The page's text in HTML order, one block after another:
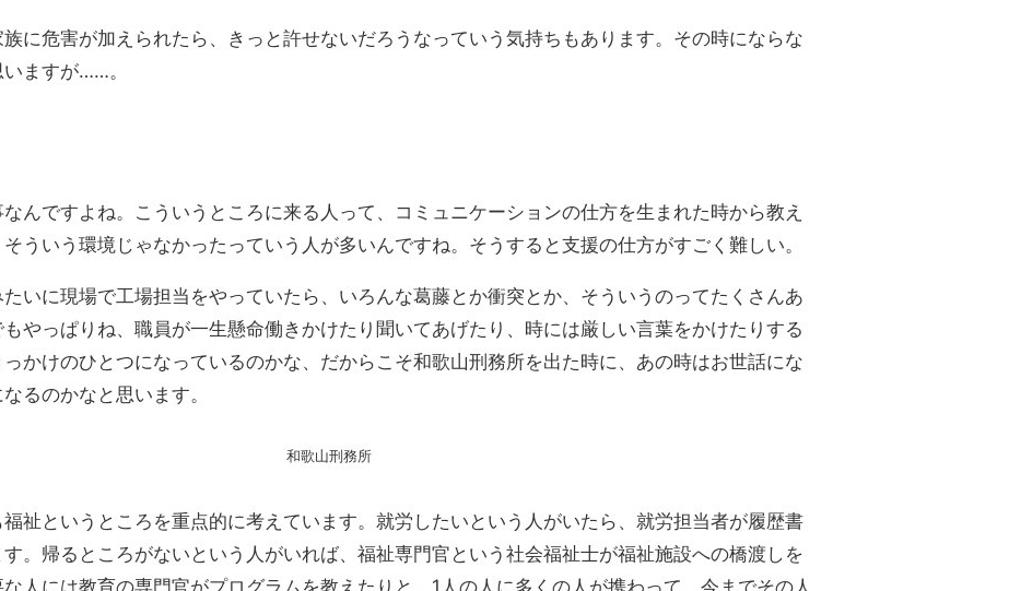
に危害が加えられたら、きっと許せないだろうなっていう気持ちもあります。その時にならな
ますが……。
んですよね。こういうところに来る人って、コミュニケーションの仕方を生まれた時から教え
ういう環境じゃなかったっていう人が多いんですね。そうすると支援の仕方がすごく難しい。
いに現場で工場担当をやっていたら、いろんな葛藤とか衝突とか、そういうのってたくさんあ
やっぱりね、職員が一生懸命働きかけたり聞いてあげたり、時には厳しい言葉をかけたりする
かけのひとつになっているのかな、だからこそ和歌山刑務所を出た時に、あの時はお世話にな
るのかなと思います。
和歌山刑務所
祉というところを重点的に考えています。就労したいという人がいたら、就労担当者が履歴書
。帰るところがないという人がいれば、福祉専門官という社会福祉士が福祉施設への橋渡しを